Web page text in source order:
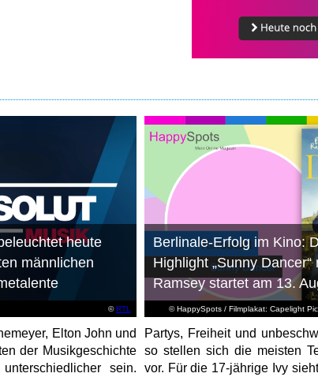
©RTL
heute
männlichen
Elton John und
der Musikgeschichte
sein.
© HappySpots / Filmplakat: Capelight
Berlinale-Erfolg im Kino:
Highlight „Sunny Dancer“
Ramsey startet am 13.
Partys, Freiheit und
so stellen sich die meisten
vor. Für die 17-jährige Ivy